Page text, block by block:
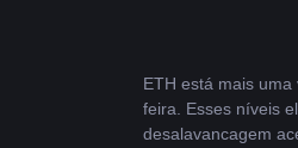
ETH está mais uma
feira. Esses níveis
desalavancagem